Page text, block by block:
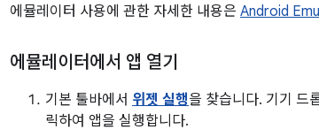
에뮬레이터 사용에 관한 자세한 내용은 Android
에뮬레이터에서 앱 열기
기본 툴바에서 위젯 실행을 찾습니다. 기기 드
릭하여 앱을 실행합니다.